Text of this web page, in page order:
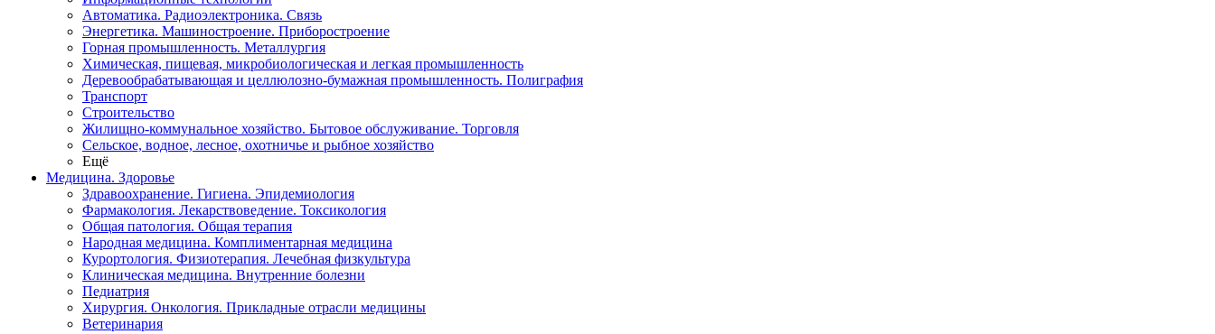
Автоматика. Радиоэлектроника. Связь
Энергетика. Машиностроение. Приборостроение
Горная промышленность. Металлургия
Химическая, пищевая, микробиологическая и легкая промышленность
Деревообрабатывающая и целлюлозно-бумажная промышленность. Полиграфия
Транспорт
Строительство
Жилищно-коммунальное хозяйство. Бытовое обслуживание. Торговля
Сельское, водное, лесное, охотничье и рыбное хозяйство
Ещё
Медицина. Здоровье
Здравоохранение. Гигиена. Эпидемиология
Фармакология. Лекарствоведение. Токсикология
Общая патология. Общая терапия
Народная медицина. Комплиментарная медицина
Курортология. Физиотерапия. Лечебная физкультура
Клиническая медицина. Внутренние болезни
Педиатрия
Хирургия. Онкология. Прикладные отрасли медицины
Ветеринария